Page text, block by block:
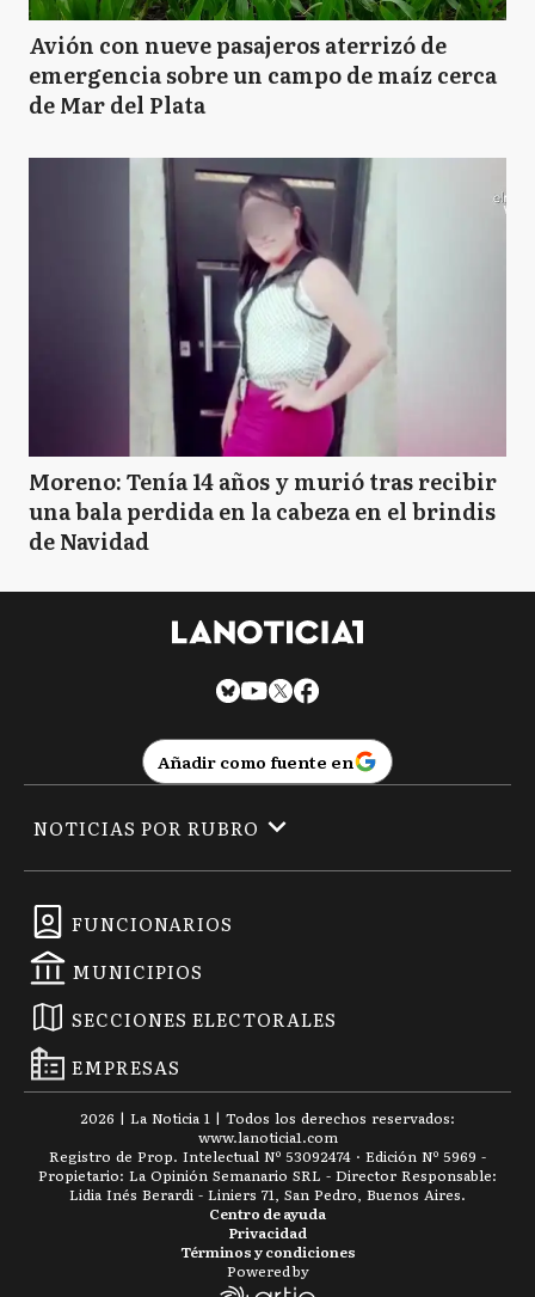
Avión con nueve pasajeros aterrizó de
emergencia sobre un campo de maíz cerca
de Mar del Plata
Moreno: Tenía 14 años y murió tras recibir
una bala perdida en la cabeza en el brindis
de Navidad
Añadir como fuente en
FUNCIONARIOS
MUNICIPIOS
SECCIONES ELECTORALES
EMPRESAS
NOTICIAS POR RUBRO
2026 | La Noticia 1 | Todos los derechos reservados:
www.lanoticia1.com
Registro de Prop. Intelectual Nº 53092474 · Edición Nº 5969 -
Propietario: La Opinión Semanario SRL - Director Responsable:
Lidia Inés Berardi - Liniers 71, San Pedro, Buenos Aires.
Términos y condiciones
Privacidad
Centro de ayuda
Powered by